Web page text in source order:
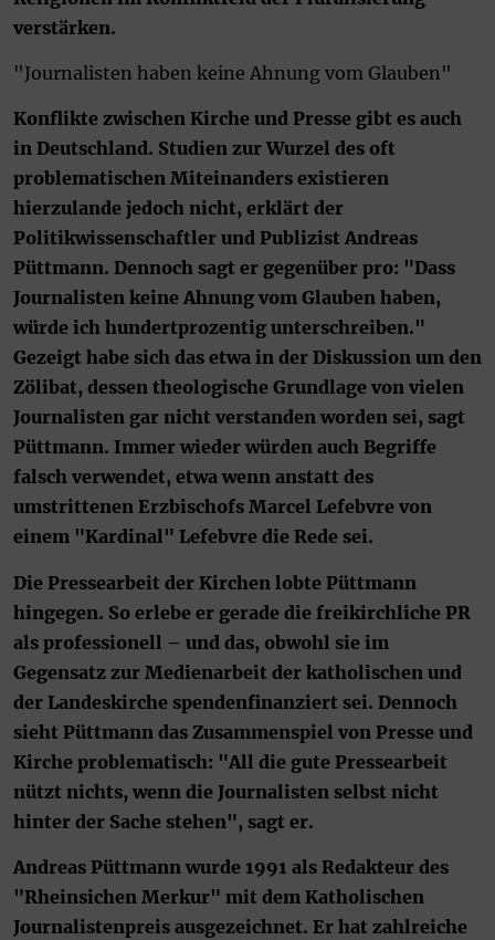
verstärken.
"Journalisten haben keine Ahnung vom Glauben"
Konflikte zwischen Kirche und Presse gibt es auch
in Deutschland. Studien zur Wurzel des oft
problematischen Miteinanders existieren
hierzulande jedoch nicht, erklärt der
Politikwissenschaftler und Publizist Andreas
Püttmann. Dennoch sagt er gegenüber pro: "Dass
Journalisten keine Ahnung vom Glauben haben,
würde ich hundertprozentig unterschreiben."
Gezeigt habe sich das etwa in der Diskussion um den
Zölibat, dessen theologische Grundlage von vielen
Journalisten gar nicht verstanden worden sei, sagt
Püttmann. Immer wieder würden auch Begriffe
falsch verwendet, etwa wenn anstatt des
umstrittenen Erzbischofs Marcel Lefebvre von
einem "Kardinal" Lefebvre die Rede sei.
Die Pressearbeit der Kirchen lobte Püttmann
hingegen. So erlebe er gerade die freikirchliche PR
als professionell – und das, obwohl sie im
Gegensatz zur Medienarbeit der katholischen und
der Landeskirche spendenfinanziert sei. Dennoch
sieht Püttmann das Zusammenspiel von Presse und
Kirche problematisch: "All die gute Pressearbeit
nützt nichts, wenn die Journalisten selbst nicht
hinter der Sache stehen", sagt er.
Andreas Püttmann wurde 1991 als Redakteur des
"Rheinsichen Merkur" mit dem Katholischen
Journalistenpreis ausgezeichnet. Er hat zahlreiche